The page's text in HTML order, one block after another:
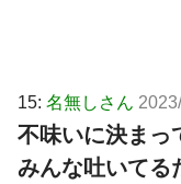
15: 名無しさん
不味いに決まっ
みんな吐いてる